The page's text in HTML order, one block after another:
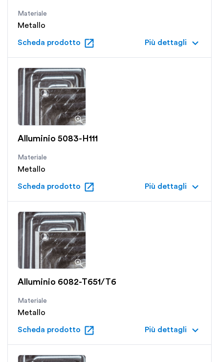
Materiale
Metallo
Scheda prodotto open_in_new Più dettagli keyboard_arrow_down
Alluminio 5083-H111
Materiale
Metallo
Scheda prodotto open_in_new Più dettagli keyboard_arrow_down
Alluminio 6082-T651/T6
Materiale
Metallo
Scheda prodotto open_in_new Più dettagli keyboard_arrow_down